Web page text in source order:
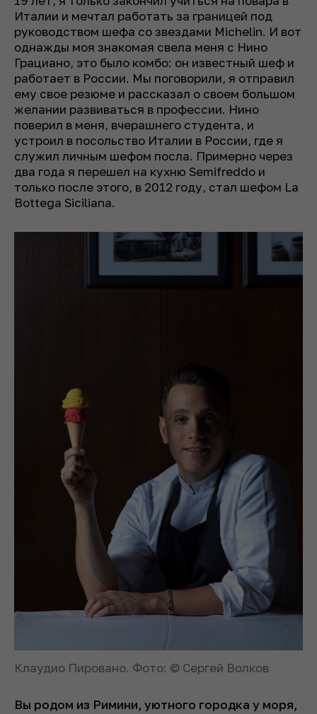
Италии и мечтал работать за границей под
руководством шефа со звездами Michelin. И вот
однажды моя знакомая свела меня с Нино
Грациано, это было комбо: он известный шеф и
работает в России. Мы поговорили, я отправил
ему свое резюме и рассказал о своем большом
желании развиваться в профессии. Нино
поверил в меня, вчерашнего студента, и
устроил в посольство Италии в России, где я
служил личным шефом посла. Примерно через
два года я перешел на кухню Semifreddo и
только после этого, в 2012 году, стал шефом La
Bottega Siciliana.
Клаудио Пировано. Фото: © Сергей Волков
Вы родом из Римини, уютного городка у моря,